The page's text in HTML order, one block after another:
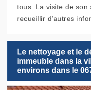
tous. La visite de son
recueillir d'autres
Le nettoyage et le
immeuble dans la
environs dans le